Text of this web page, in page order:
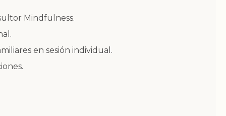
Mindfulness.
en sesión individual.